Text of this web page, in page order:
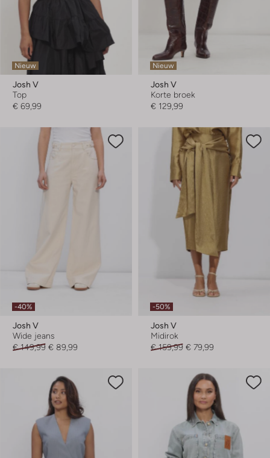
Nieuw
Josh V
Top
€ 69,99
Nieuw
Josh V
Korte broek
€ 129,99
-40%
Josh V
Wide jeans
€ 149,99 € 89,99
-50%
Josh V
Midirok
€ 159,99 € 79,99